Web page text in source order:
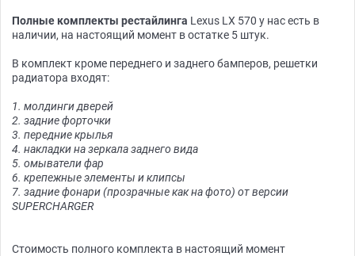
Полные комплекты рестайлинга Lexus LX 570 у нас есть в
наличии, на настоящий момент в остатке 5 штук.
В комплект кроме переднего и заднего бамперов, решетки
радиатора входят:
1. молдинги дверей
2. задние форточки
3. передние крылья
4. накладки на зеркала заднего вида
5. омыватели фар
6. крепежные элементы и клипсы
7. задние фонари (прозрачные как на фото) от версии
SUPERCHARGER
Стоимость полного комплекта в настоящий момент